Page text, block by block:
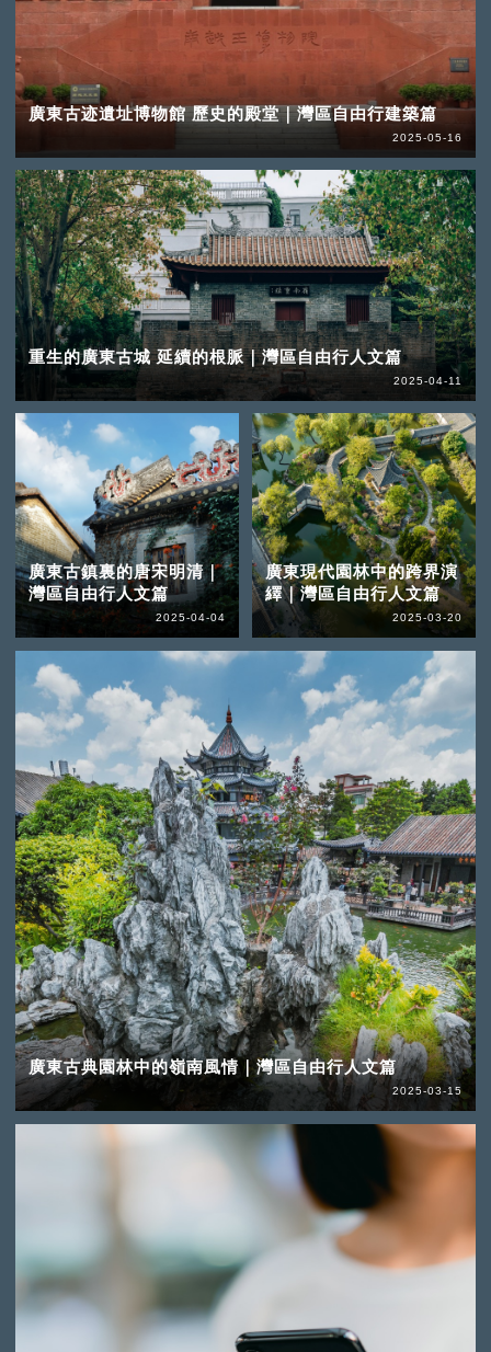
廣東古迹遺址博物館 歷史的殿堂｜灣區自由行建築篇
2025-05-16
重生的廣東古城 延續的根脈｜灣區自由行人文篇
2025-04-11
廣東古鎮裏的唐宋明清｜
灣區自由行人文篇
2025-04-04
廣東現代園林中的跨界演
繹｜灣區自由行人文篇
2025-03-20
廣東古典園林中的嶺南風情｜灣區自由行人文篇
2025-03-15